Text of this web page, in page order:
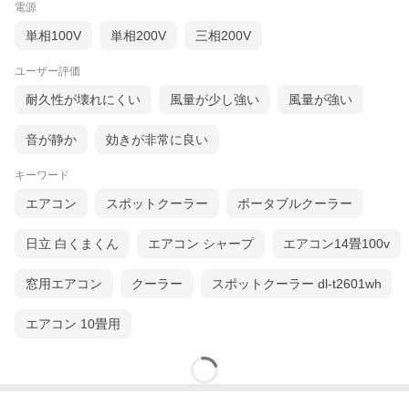
電源
単相100V 単相200V 三相200V
ユーザー評価
耐久性が壊れにくい 風量が少し強い 風量が強い
音が静か 効きが非常に良い
キーワード
エアコン スポットクーラー ポータブルクーラー
日立 白くまくん エアコン シャープ エアコン14畳100v
窓用エアコン クーラー スポットクーラー dl-t2601wh
エアコン 10畳用